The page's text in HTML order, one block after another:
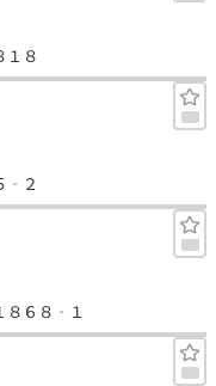
１８
‐２
８６８‐１